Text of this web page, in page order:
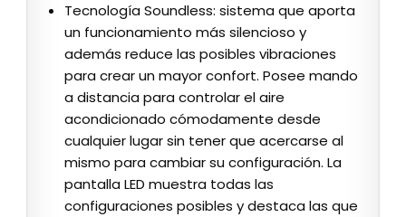
Tecnología Soundless: sistema que aporta
un funcionamiento más silencioso y
además reduce las posibles vibraciones
para crear un mayor confort. Posee mando
a distancia para controlar el aire
acondicionado cómodamente desde
cualquier lugar sin tener que acercarse al
mismo para cambiar su configuración. La
pantalla LED muestra todas las
configuraciones posibles y destaca las que